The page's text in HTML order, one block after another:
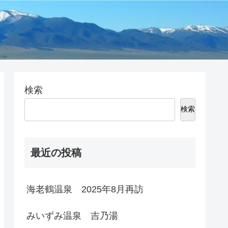
検索
検索
最近の投稿
海老鶴温泉 2025年8月再訪
みいずみ温泉 吉乃湯